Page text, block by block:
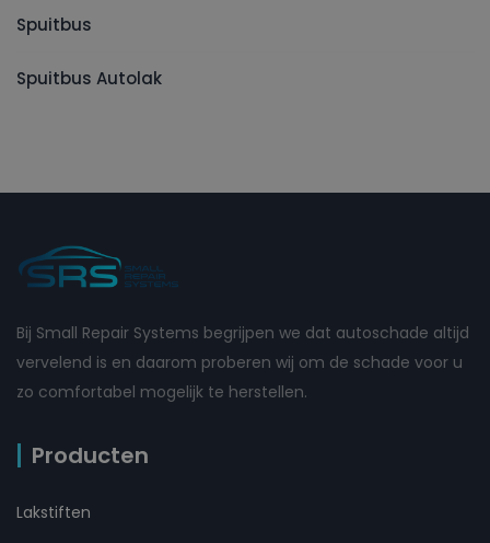
Spuitbus
Spuitbus Autolak
Bij Small Repair Systems begrijpen we dat autoschade altijd
vervelend is en daarom proberen wij om de schade voor u
zo comfortabel mogelijk te herstellen.
Producten
Lakstiften